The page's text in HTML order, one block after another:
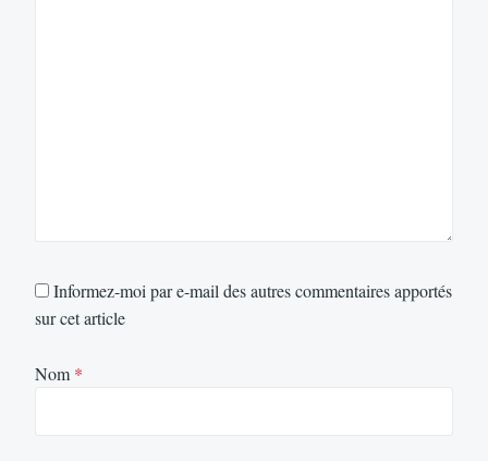
Informez-moi par e-mail des autres commentaires apportés
sur cet article
Nom *